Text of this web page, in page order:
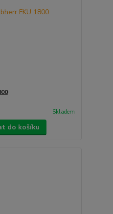
Skladem
do košíku